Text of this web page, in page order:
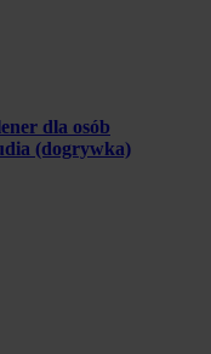
dla osób
(dogrywka)